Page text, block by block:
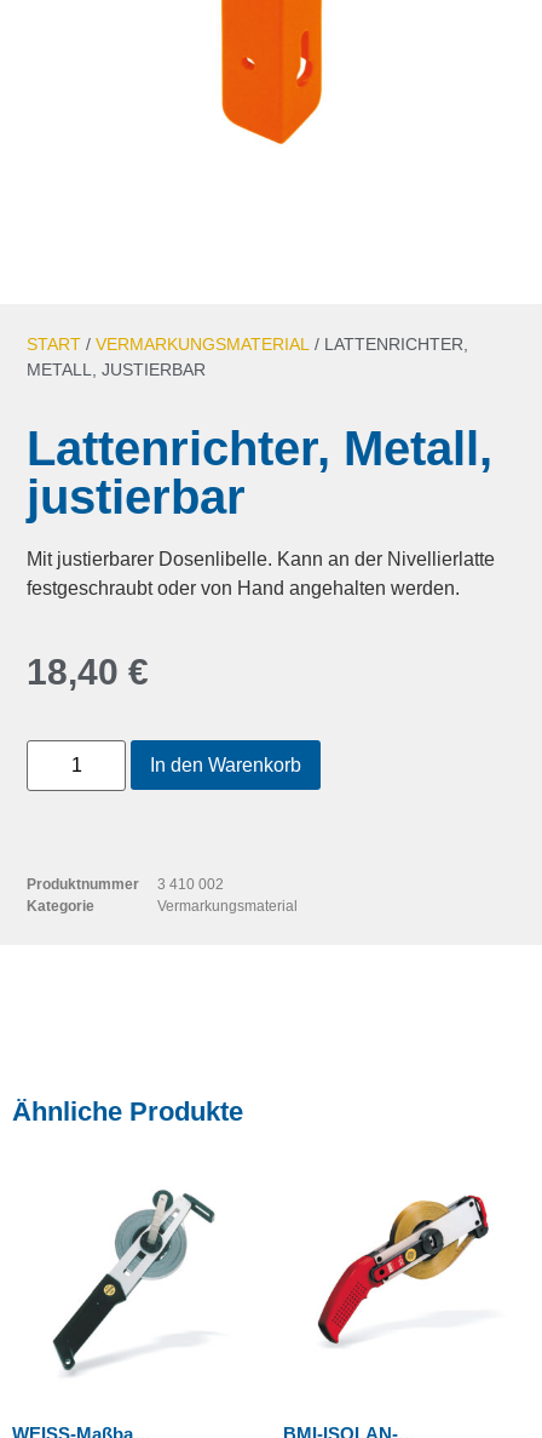
START /VERMARKUNGSMATERIAL / LATTENRICHTER,
METALL, JUSTIERBAR
Lattenrichter, Metall,
justierbar
Mit justierbarer Dosenlibelle. Kann an der Nivellierlatte
festgeschraubt oder von Hand angehalten werden.
18,40€
In den Warenkorb
Produktnummer
3 410 002
Kategorie
Vermarkungsmaterial
Ähnliche Produkte
WEISS-Maßband 20 m, Stahlband weiß lackiert BMI-ISOLAN-Rahmen 1000 – Bandmaß